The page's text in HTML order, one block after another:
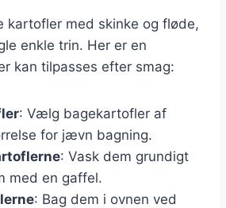
kartofler med skinke og fløde,
enkle trin. Her er en
kan tilpasses efter smag:
: Vælg bagekartofler af
for jævn bagning.
: Vask dem grundigt
med en gaffel.
: Bag dem i ovnen ved